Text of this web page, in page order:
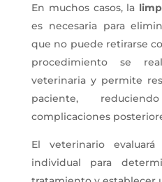
En muchos casos, la
es necesaria para
que no puede retirarse
procedimiento se
veterinaria y permite
paciente,
complicaciones
El veterinario
individual para